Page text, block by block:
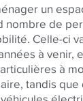
un
nombre de
Celle-ci
à venir,
à
tandis